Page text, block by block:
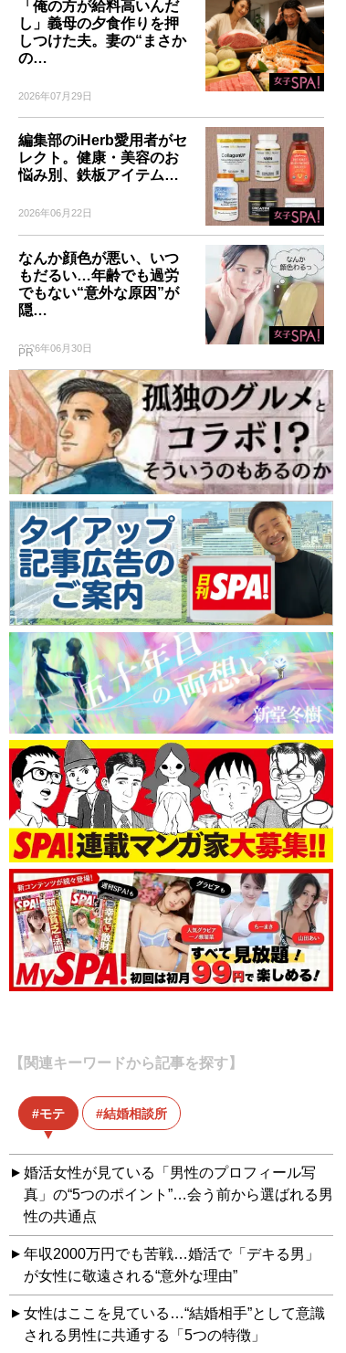
「俺の方が給料高いんだ
し」義母の夕食作りを押
しつけた夫。妻の“まさか
の…
2026年07月29日
編集部のiHerb愛用者がセ
レクト。健康・美容のお
悩み別、鉄板アイテム…
2026年06月22日
なんか顔色が悪い、いつ
もだるい…年齢でも過労
でもない“意外な原因”が
隠…
2026年06月30日
PR
【関連キーワードから記事を探す】
モテ 結婚相談所
婚活女性が見ている「男性のプロフィール写
真」の“5つのポイント”…会う前から選ばれる男
性の共通点
年収2000万円でも苦戦…婚活で「デキる男」
が女性に敬遠される“意外な理由”
女性はここを見ている…“結婚相手”として意識
される男性に共通する「5つの特徴」